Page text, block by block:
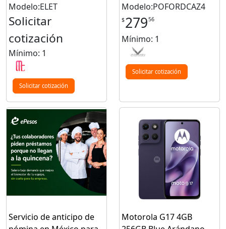
Modelo:ELET
Solicitar
cotización
Mínimo: 1
Solicitar cotización
Modelo:POFORDCAZ4
$279 56
Mínimo: 1
Solicitar cotización
Servicio de anticipo de
Motorola G17 4GB